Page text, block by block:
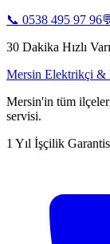
📞 0538 495 97 96
30 Dakika Hızlı
Mersin Elektrikçi &
Mersin'in tüm
servisi.
1 Yıl İşçilik